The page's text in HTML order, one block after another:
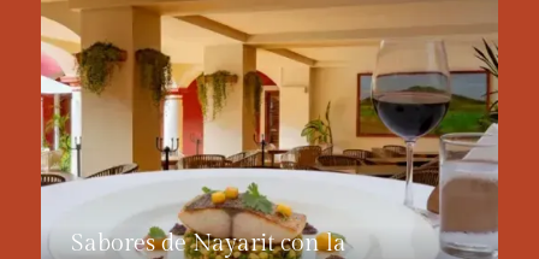
Sabores de Nayarit con la